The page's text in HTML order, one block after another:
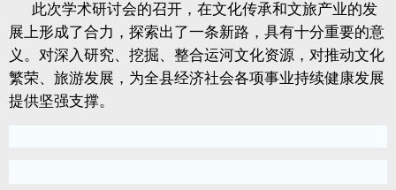
此次学术研讨会的召开，在文化传承和文旅产业的发
展上形成了合力，探索出了一条新路，具有十分重要的意
义。对深入研究、挖掘、整合运河文化资源，对推动文化
繁荣、旅游发展，为全县经济社会各项事业持续健康发展
提供坚强支撑。